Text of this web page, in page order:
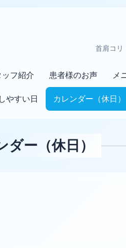
首肩コリ
ッフ紹介 患者様のお声 メ
やすい日 カレンダー（休日）
ダー（休日）